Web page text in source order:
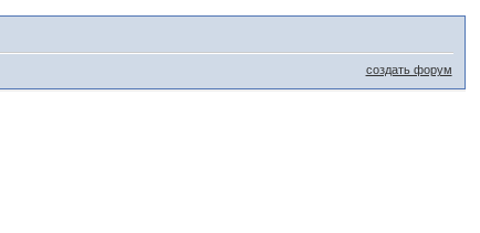
создать форум